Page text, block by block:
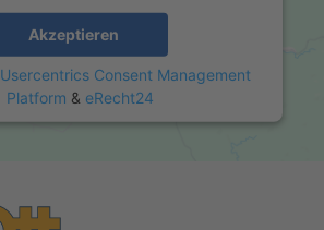
Akzeptieren
Usercentrics Consent Management
Platform & eRecht24